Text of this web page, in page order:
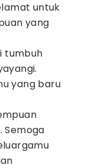
untuk
yang
tumbuh
yang baru
Semoga